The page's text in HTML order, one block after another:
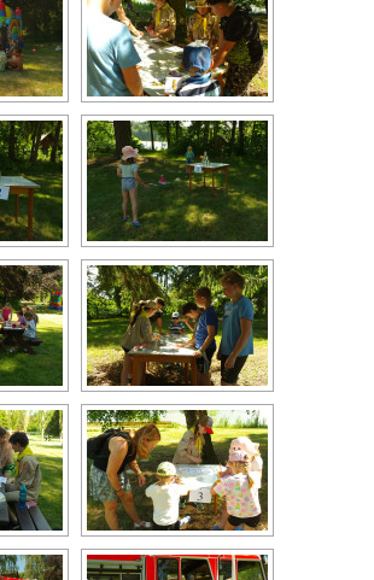
Turistika
Koupaliště
Hlášení závad
Kontakty